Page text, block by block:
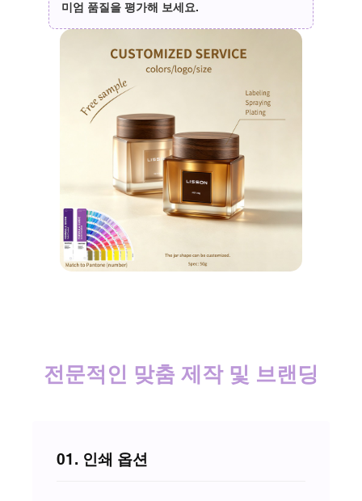
미엄 품질을 평가해 보세요.
전문적인 맞춤 제작 및 브랜딩
01. 인쇄 옵션